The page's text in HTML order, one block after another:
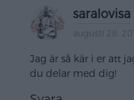
saralovisa
augusti 28,
Jag är så kär i er att
du delar med dig!